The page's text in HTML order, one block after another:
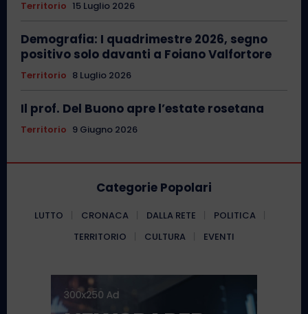
Territorio 15 Luglio 2026
Demografia: I quadrimestre 2026, segno
positivo solo davanti a Foiano Valfortore
Territorio 8 Luglio 2026
Il prof. Del Buono apre l’estate rosetana
Territorio 9 Giugno 2026
Categorie Popolari
LUTTO CRONACA DALLA RETE
POLITICA
TERRITORIO
CULTURA EVENTI